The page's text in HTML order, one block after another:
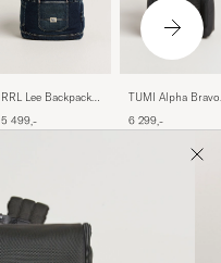
RRL Lee Backpack
5 499,-
TUMI Alpha Bravo
Backpack Black
6 299,-